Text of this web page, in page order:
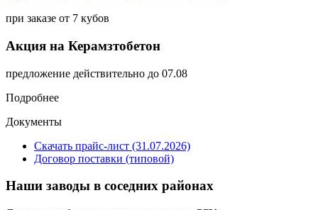
при заказе от 7 кубов
Акция на Керамзтобетон
предложение действительно до 07.08
Подробнее
Документы
Скачать прайс-лист (31.07.2026)
Договор поставки (типовой)
Наши заводы в соседних районах